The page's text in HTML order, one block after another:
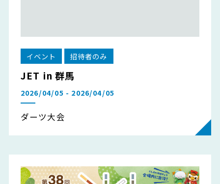
イベント 招待者のみ
JET in 群馬
2026/04/05 - 2026/04/05
ダーツ大会